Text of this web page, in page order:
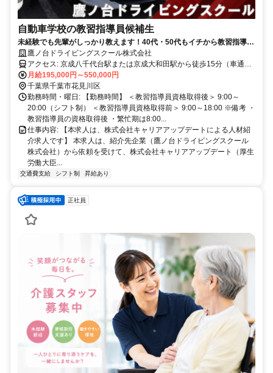
自動車学校の教習指導員候補生
未経験でも先輩がしっかり教えます！40代・50代もイチから教習指導員
となり活躍中
鷹ノ台ドライビングスクール株式会社
アクセス: 京成八千代台駅または京成大和田駅から徒歩15分（車通勤
orバイク通勤可）
月給195,000円～550,000円
千葉県千葉市花見川区
勤務時間・曜日: 【勤務時間】 ＜教習指導員資格取得後＞ 9:00～
20:00（シフト制） ＜教習指導員資格取得前＞ 9:00～18:00 ※備考 ・
教習指導員の資格取得後 ・繁忙期は8:00...
仕事内容: 【本求人は、株式会社キャリアアップデートによる人材紹
介求人です】 本求人は、紹介先企業（鷹ノ台ドライビングスクール
株式会社）から依頼を受けて、株式会社キャリアアップデート（厚生
労働大臣...
交通費支給 シフト制 昇給あり
正社員